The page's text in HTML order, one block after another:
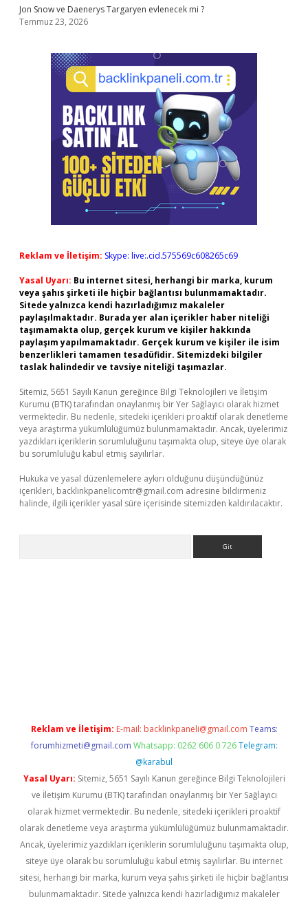
Jon Snow ve Daenerys Targaryen evlenecek mi ?
Temmuz 23, 2026
Reklam ve İletişim: Skype: live:.cid.575569c608265c69
Yasal Uyarı: Bu internet sitesi, herhangi bir marka, kurum
veya şahıs şirketi ile hiçbir bağlantısı bulunmamaktadır.
Sitede yalnızca kendi hazırladığımız makaleler
paylaşılmaktadır. Burada yer alan içerikler haber niteliği
taşımamakta olup, gerçek kurum ve kişiler hakkında
paylaşım yapılmamaktadır. Gerçek kurum ve kişiler ile isim
benzerlikleri tamamen tesadüfidir. Sitemizdeki bilgiler
taslak halindedir ve tavsiye niteliği taşımazlar.
Sitemiz, 5651 Sayılı Kanun gereğince Bilgi Teknolojileri ve İletişim
Kurumu (BTK) tarafından onaylanmış bir Yer Sağlayıcı olarak hizmet
vermektedir. Bu nedenle, sitedeki içerikleri proaktif olarak denetleme
veya araştırma yükümlülüğümüz bulunmamaktadır. Ancak, üyelerimiz
yazdıkları içeriklerin sorumluluğunu taşımakta olup, siteye üye olarak
bu sorumluluğu kabul etmiş sayılırlar.
Hukuka ve yasal düzenlemelere aykırı olduğunu düşündüğünüz
içerikleri, backlinkpanelicomtr@gmail.com adresine bildirmeniz
halinde, ilgili içerikler yasal süre içerisinde sitemizden kaldırılacaktır.
Reklam ve İletişim: E-mail: backlinkpaneli@gmail.com Teams:
forumhizmeti@gmail.com Whatsapp: 0262 606 0 726 Telegram:
@karabul
Yasal Uyarı: Sitemiz, 5651 Sayılı Kanun gereğince Bilgi Teknolojileri
ve İletişim Kurumu (BTK) tarafından onaylanmış bir Yer Sağlayıcı
olarak hizmet vermektedir. Bu nedenle, sitedeki içerikleri proaktif
olarak denetleme veya araştırma yükümlülüğümüz bulunmamaktadır.
Ancak, üyelerimiz yazdıkları içeriklerin sorumluluğunu taşımakta olup,
siteye üye olarak bu sorumluluğu kabul etmiş sayılırlar. Bu internet
sitesi, herhangi bir marka, kurum veya şahıs şirketi ile hiçbir bağlantısı
bulunmamaktadır. Sitede yalnızca kendi hazırladığımız makaleler